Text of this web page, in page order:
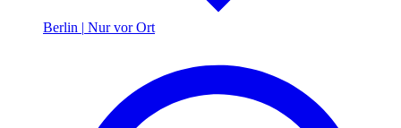
Berlin | Nur vor Ort